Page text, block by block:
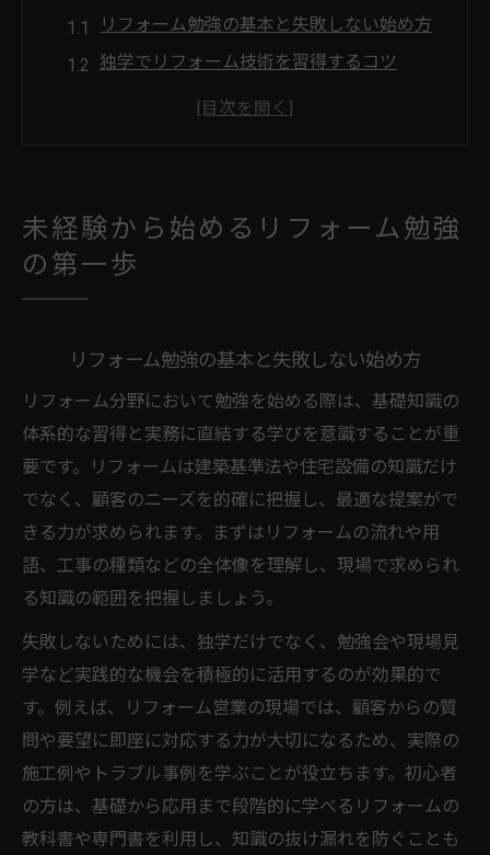
リフォーム勉強の基本と失敗しない始め方
独学でリフォーム技術を習得するコツ
リフォーム営業の基礎知識を効率よく学ぶ
リフォーム営業に向いている人の特徴とは
リフォーム営業に求められる適性と資質
リフォーム現場で重視される対応力の磨き
方
粘り強さが活きるリフォーム営業の舞台裏
500万円で叶う現実的なリフォーム内容を解説
リフォームで500万円予算の活用法を検証
費用対効果で選ぶリフォーム工事の優先順
位
500万円で内装や水回りを最適にリフォーム
見た目改善と機能更新のバランスを考える
できない工事の線引きとリフォーム勉強法
リフォーム勉強と資格取得の効率的な進め
方
リフォーム資格一覧で将来の選択肢を広げ
未経験から始めるリフォーム勉強
の第一歩
リフォーム勉強の基本と失敗しない始め方
リフォーム分野において勉強を始める際は、基礎知識の
体系的な習得と実務に直結する学びを意識することが重
要です。リフォームは建築基準法や住宅設備の知識だけ
でなく、顧客のニーズを的確に把握し、最適な提案がで
きる力が求められます。まずはリフォームの流れや用
語、工事の種類などの全体像を理解し、現場で求められ
る知識の範囲を把握しましょう。
失敗しないためには、独学だけでなく、勉強会や現場見
学など実践的な機会を積極的に活用するのが効果的で
す。例えば、リフォーム営業の現場では、顧客からの質
問や要望に即座に対応する力が大切になるため、実際の
施工例やトラブル事例を学ぶことが役立ちます。初心者
の方は、基礎から応用まで段階的に学べるリフォームの
教科書や専門書を利用し、知識の抜け漏れを防ぐことも